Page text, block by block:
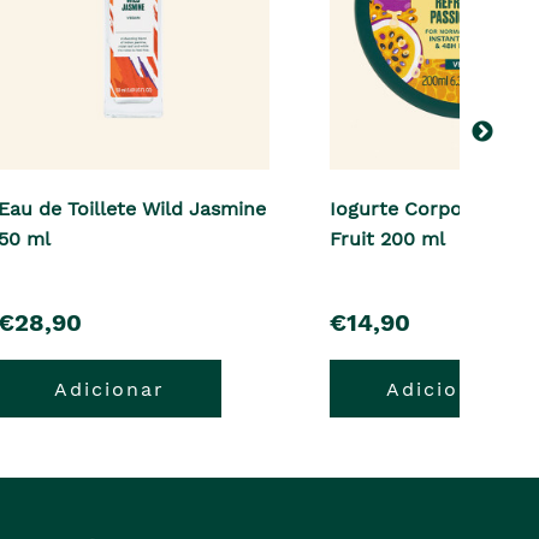
Eau de Toillete Wild Jasmine
50 ml
Adicionar
Iogurte Corporal
Fruit 200 ml
pre�o
€14,90
Adicionar